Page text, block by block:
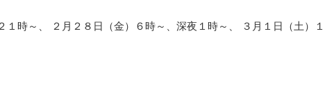
１時～、 ２月２８日（金）６時～、深夜１時～、 ３月１日（土）